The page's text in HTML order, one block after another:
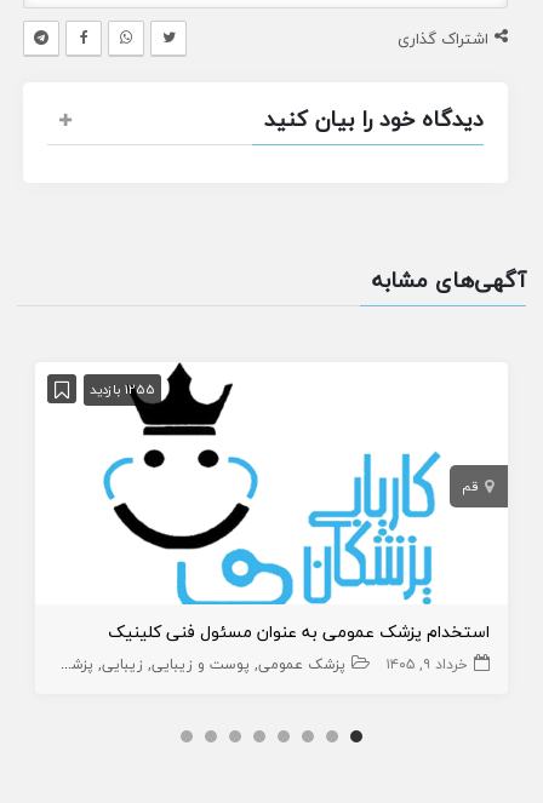
اشتراک گذاری
دیدگاه خود را بیان کنید
آگهی‌های مشابه
1255 بازدید
قم
استخدام پزشک عمومی به عنوان مسئول فنی کلینیک
خرداد ۹, ۱۴۰۵ پزشک عمومی پوست و زیبایی زیبایی پزشک عمومی پوست